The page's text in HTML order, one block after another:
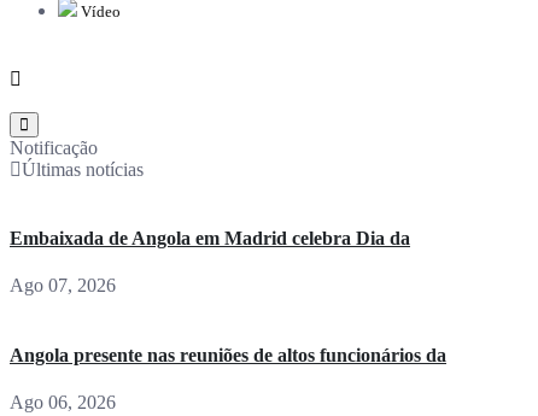
Vídeo
Notificação
Últimas notícias
Embaixada de Angola em Madrid celebra Dia da
Ago 07, 2026
Angola presente nas reuniões de altos funcionários da
Ago 06, 2026